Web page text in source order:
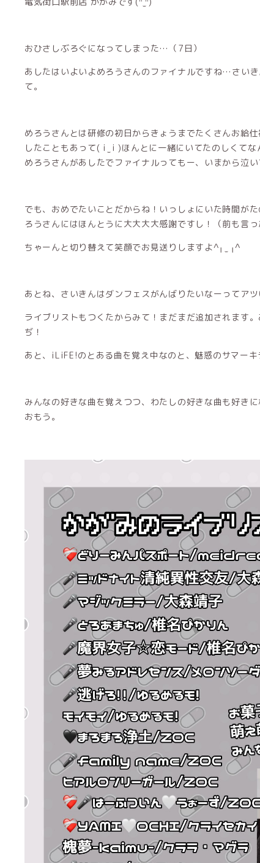
おひさしぶろぐになってしまった…（7日）
あしたはいよいよめろうさんのファイナルですね…さい
て。
めろうさんとは研修の初日からきょうまでたくさんお給
したこともあって( i ̫ i )ほんとに一緒にいてたのしくて
めろうさんがあしたでファイナルってもー、いまから泣い
でも、おめでたいことだからね！いっしょにいた時間が
ろうさんにはほんとうに大大大大感謝ですし！（前も言っ
ちゃーんと切り替えて笑顔でお見送りしますよ^╷ ̫ ╷^
あとね、さいきんはダンフェスがんばりたいなーってアツ
ライブリストもつくたからみて！まだまだ追加されます
ぢ！
あと、iLiFE!のとある曲を覚え中なのと、魅惑のサマーキ
みんなの好きな曲を覚えつつ、わたしの好きな曲も好
おもう。